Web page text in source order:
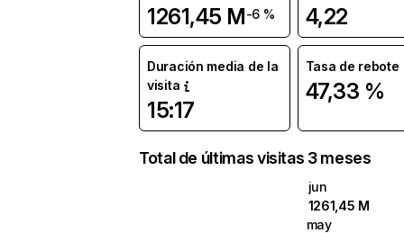
1261,45 M-6 % 4,22
Duración media de la
visita
15:17
Tasa de rebote
47,33 %
Total de últimas visitas 3 meses
jun
1261,45 M
may